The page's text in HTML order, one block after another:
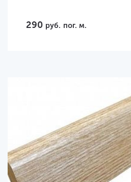
290 руб. пог. м.